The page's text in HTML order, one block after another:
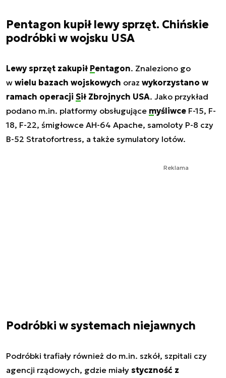
Pentagon kupił lewy sprzęt. Chińskie
podróbki w wojsku USA
Lewy sprzęt zakupił Pentagon. Znaleziono go
w wielu bazach wojskowych oraz wykorzystano w
ramach operacji Sił Zbrojnych USA. Jako przykład
podano m.in. platformy obsługujące myśliwce F-15, F-
18, F-22, śmigłowce AH-64 Apache, samoloty P-8 czy
B-52 Stratofortress, a także symulatory lotów.
Reklama
Podróbki w systemach niejawnych
Podróbki trafiały również do m.in. szkół, szpitali czy
agencji rządowych, gdzie miały styczność z